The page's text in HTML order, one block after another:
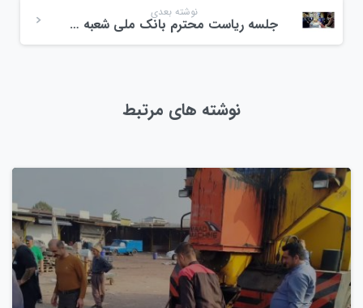
نوشته بعدی
جلسه ریاست محترم بانک ملی شعبه احمدگوراب و رئیس حوزه بانک ملی رشت
نوشته های مرتبط